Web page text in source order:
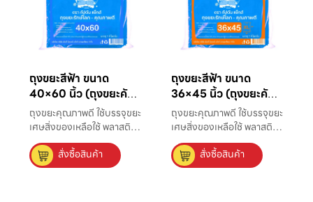
ถุงขยะสีฟ้า ขนาด
40×60 นิ้ว (ถุงขยะคัด
แยก)
ถุงขยะคุณภาพดี ใช้บรรจุขยะ
เศษสิ่งของเหลือใช้ พลาสติก
ที่มีความหนาแน่นสูง แข็ง
แรง ไม่มีกลิ่น ใส่ขยะได้มาก
ถึง 245 ลิตร เหมาะใช้กับถัง
สั่งซื้อสินค้า
ถุงขยะสีฟ้า ขนาด
36×45 นิ้ว (ถุงขยะคัด
แยก)
ถุงขยะคุณภาพดี ใช้บรรจุขยะ
เศษสิ่งของเหลือใช้ พลาสติก
ที่มีความหนาแน่นสูง แข็ง
แรง ไม่มีกลิ่น ใส่ขยะได้มาก
ถึง 245 ลิตร เหมาะใช้กับถัง
สั่งซื้อสินค้า